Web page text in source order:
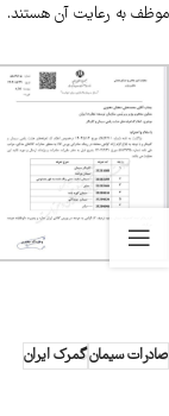
موظف به رعایت آن هستند.
صادرات سیمانگمرک ایران